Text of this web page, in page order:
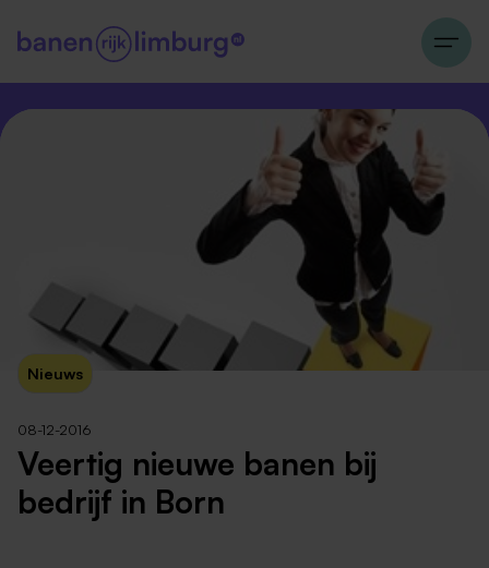
Nieuws
08-12-2016
Veertig nieuwe banen bij
bedrijf in Born